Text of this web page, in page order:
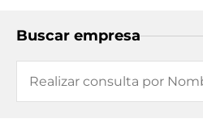
Buscar empresa